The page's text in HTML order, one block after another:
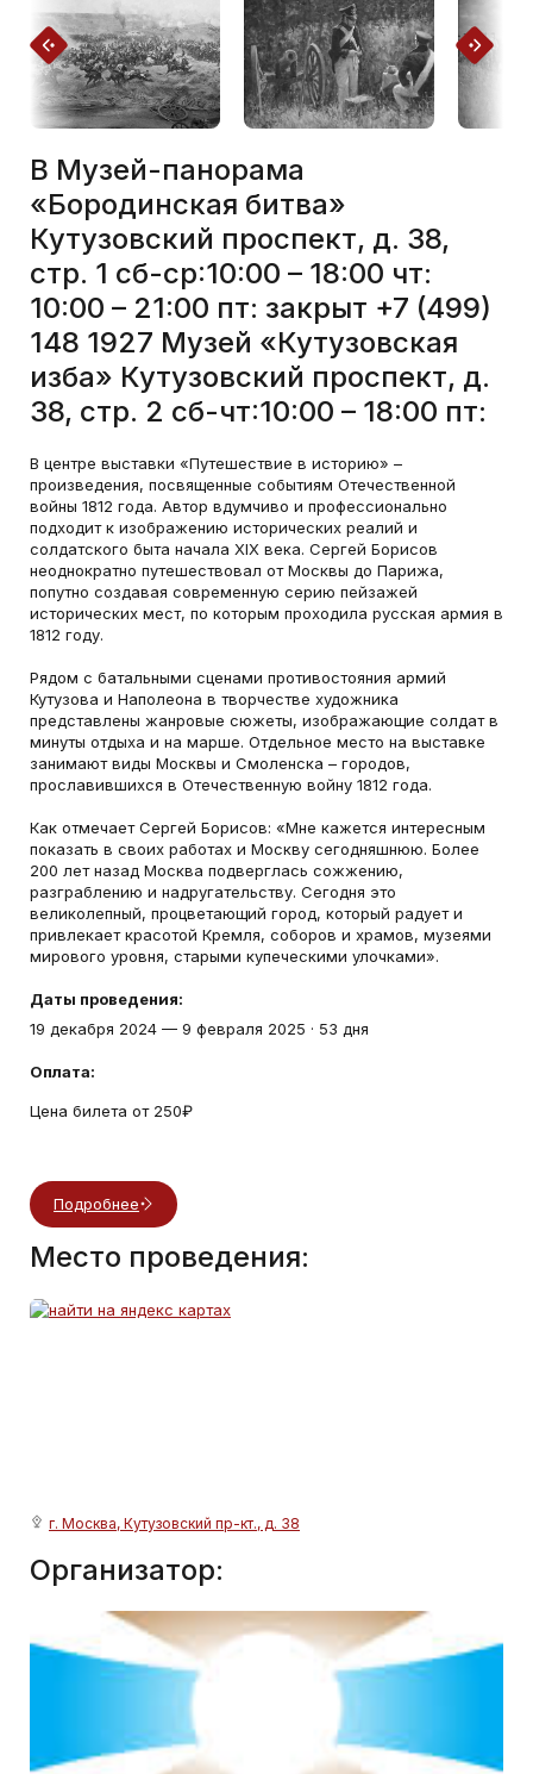
В Музей-панорама
«Бородинская битва»
Кутузовский проспект, д. 38,
стр. 1 сб-ср:10:00 – 18:00 чт:
10:00 – 21:00 пт: закрыт +7 (499)
148 1927 Музей «Кутузовская
изба» Кутузовский проспект, д.
38, стр. 2 сб-чт:10:00 – 18:00 пт:
В центре выставки «Путешествие в историю» –
произведения, посвященные событиям Отечественной
войны 1812 года. Автор вдумчиво и профессионально
подходит к изображению исторических реалий и
солдатского быта начала XIX века. Сергей Борисов
неоднократно путешествовал от Москвы до Парижа,
попутно создавая современную серию пейзажей
исторических мест, по которым проходила русская армия в
1812 году.
Рядом с батальными сценами противостояния армий
Кутузова и Наполеона в творчестве художника
представлены жанровые сюжеты, изображающие солдат в
минуты отдыха и на марше. Отдельное место на выставке
занимают виды Москвы и Смоленска – городов,
прославившихся в Отечественную войну 1812 года.
Как отмечает Сергей Борисов: «Мне кажется интересным
показать в своих работах и Москву сегодняшнюю. Более
200 лет назад Москва подверглась сожжению,
разграблению и надругательству. Сегодня это
великолепный, процветающий город, который радует и
привлекает красотой Кремля, соборов и храмов, музеями
мирового уровня, старыми купеческими улочками».
Даты проведения:
19 декабря 2024 — 9 февраля 2025 · 53 дня
Оплата:
Цена билета от 250₽
Подробнее
Место проведения:
г. Москва, Кутузовский пр-кт., д. 38
Организатор: